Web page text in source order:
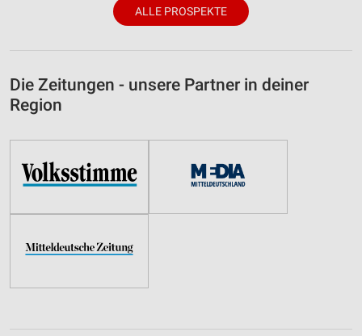
ALLE PROSPEKTE
Die Zeitungen - unsere Partner in deiner
Region